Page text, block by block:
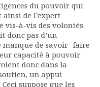
du pouvoir qui
de l’expert
vis-à-vis des volontés
donc pas d’un
manque de savoir- faire
capacité à pouvoir
donc dans la
un appui
suppose que les